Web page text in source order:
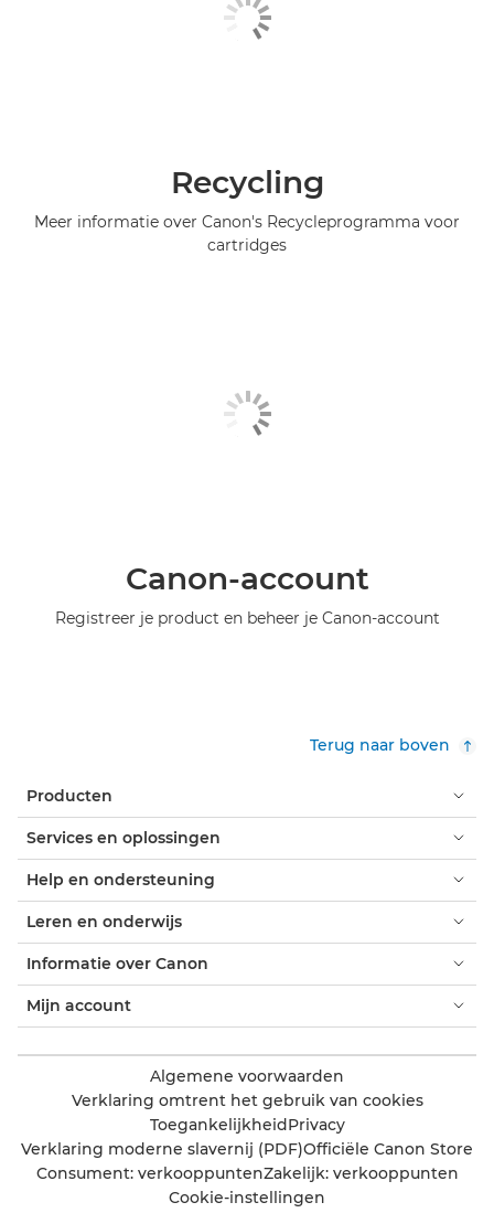
Recycling
Meer informatie over Canon's Recycleprogramma voor
cartridges
Canon-account
Registreer je product en beheer je Canon-account
Terug naar boven
Producten
Services en oplossingen
Help en ondersteuning
Leren en onderwijs
Informatie over Canon
Mijn account
Algemene voorwaarden
Verklaring omtrent het gebruik van cookies
ToegankelijkheidPrivacy
Verklaring moderne slavernij (PDF)Officiële Canon Store
Consument: verkooppuntenZakelijk: verkooppunten
Cookie-instellingen